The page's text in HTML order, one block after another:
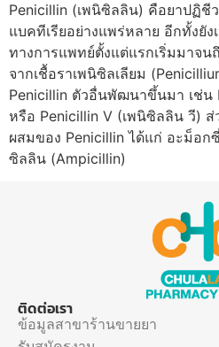
Penicillin (เพนิซิลลิน) คือยาปฏิชี
แบคทีเรียอย่างแพร่หลาย อีกทั้งยั
ทางการแพทย์ตั้งแต่แรกเริ่มมาจน
จากเชื้อราเพนิซิลเลียม
Penicillin ตัวอื่นพัฒนาขึ้นมา เช่น
หรือ Penicillin V (เพนิซิลลิน วี)
ผสมของ Penicillin ได้แก่ อะม็อ
ซิลลิน (Ampicillin)
ติดต่อเรา
ข้อมูลสาขาร้านขายยา